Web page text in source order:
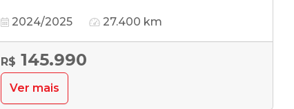
2024/2025 27.400 km
R$ 145.990
Ver mais